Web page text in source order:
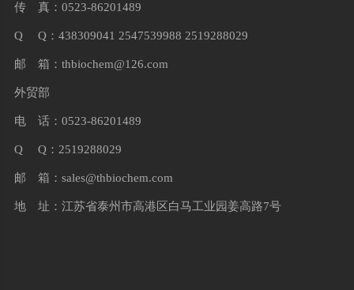
传 真：0523-86201489
Q Q：438309041 2547539988 2519288029
邮 箱： thbiochem@126.com
外贸部
电 话：0523-86201489
Q Q：2519288029
邮 箱： sales@thbiochem.com
地 址：江苏省泰州市高港区白马工业园姜高路7号